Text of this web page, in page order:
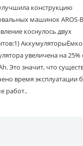
конструкцию
машинок AROS-B
коснулось двух
увеличена на 25%
Это значит, что
время эксплуатации
работ..